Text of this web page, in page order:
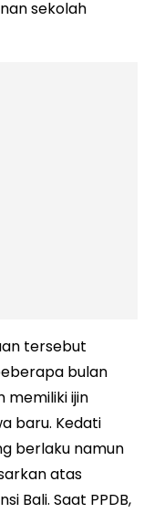
sekolah
tersebut
bulan
memiliki ijin
baru. Kedati
berlaku namun
atas
Bali. Saat PPDB,